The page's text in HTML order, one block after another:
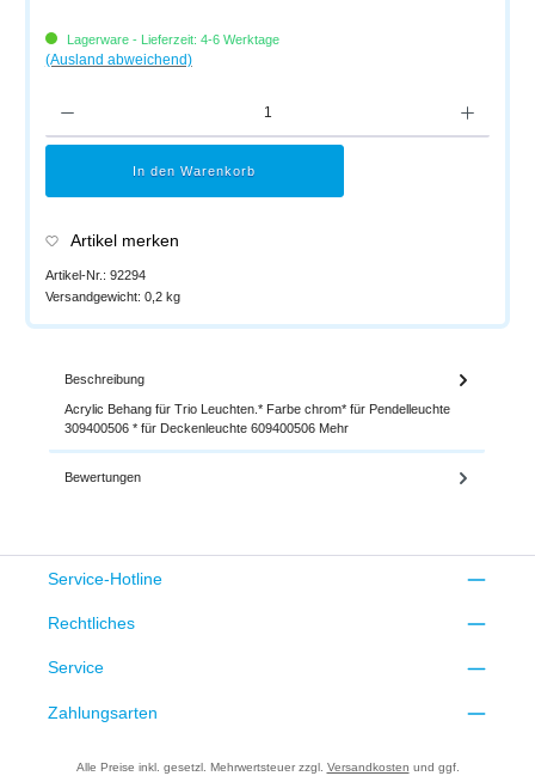
Lagerware - Lieferzeit: 4-6 Werktage
(Ausland abweichend)
In den Warenkorb
Artikel merken
Artikel-Nr.: 92294
Versandgewicht: 0,2 kg
Beschreibung
Acrylic Behang für Trio Leuchten.* Farbe chrom* für Pendelleuchte
309400506 * für Deckenleuchte 609400506 Mehr
Bewertungen
Service-Hotline
Rechtliches
Service
Zahlungsarten
Alle Preise inkl. gesetzl. Mehrwertsteuer zzgl. Versandkosten und ggf.